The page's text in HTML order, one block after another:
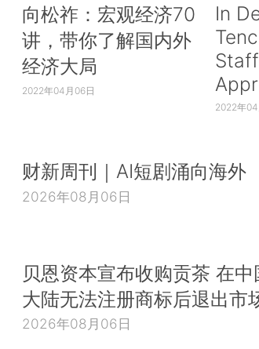
向松祚：宏观经济70
讲，带你了解国内外
经济大局
2022年04月06日
In
2022年04
财新周刊｜AI短剧涌向海外
2026年08月06日
贝恩资本宣布收购贡茶 在中
大陆无法注册商标后退出市
2026年08月06日